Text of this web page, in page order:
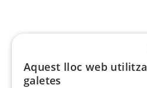
Aquest lloc web utilitza
galetes